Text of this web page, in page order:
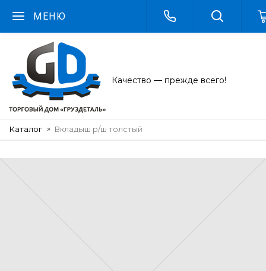
МЕНЮ
Качество — прежде всего!
Каталог Вкладыш р/ш толстый